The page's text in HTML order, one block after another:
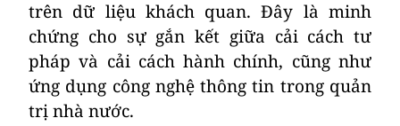
trên dữ liệu khách quan. Đây là minh
chứng cho sự gắn kết giữa cải cách tư
pháp và cải cách hành chính, cũng như
ứng dụng công nghệ thông tin trong quản
trị nhà nước.